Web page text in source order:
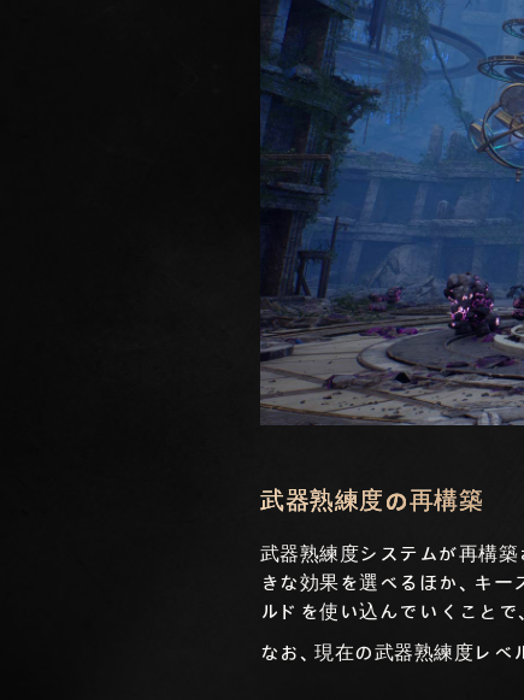
武器熟練度の再構築
武器熟練度システムが再構
きな効果を選べるほか、キ
ルドを使い込んでいくことで
なお、現在の武器熟練度レベ